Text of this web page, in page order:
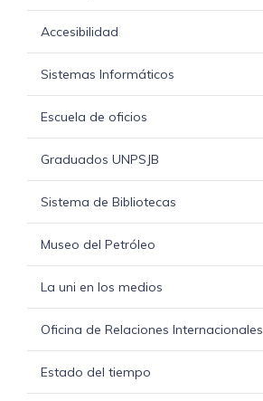
Accesibilidad
Sistemas Informáticos
Escuela de oficios
Graduados UNPSJB
Sistema de Bibliotecas
Museo del Petróleo
La uni en los medios
Oficina de Relaciones Internacionales
Estado del tiempo